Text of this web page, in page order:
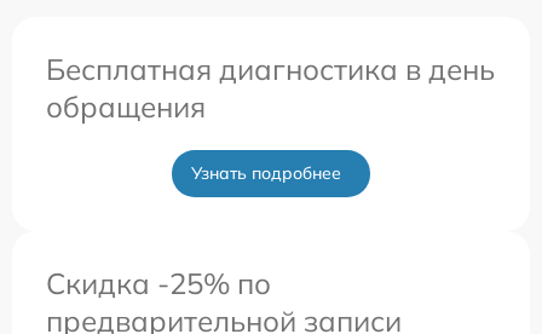
Бесплатная диагностика в день
обращения
Узнать подробнее
Скидка -25% по
предварительной записи